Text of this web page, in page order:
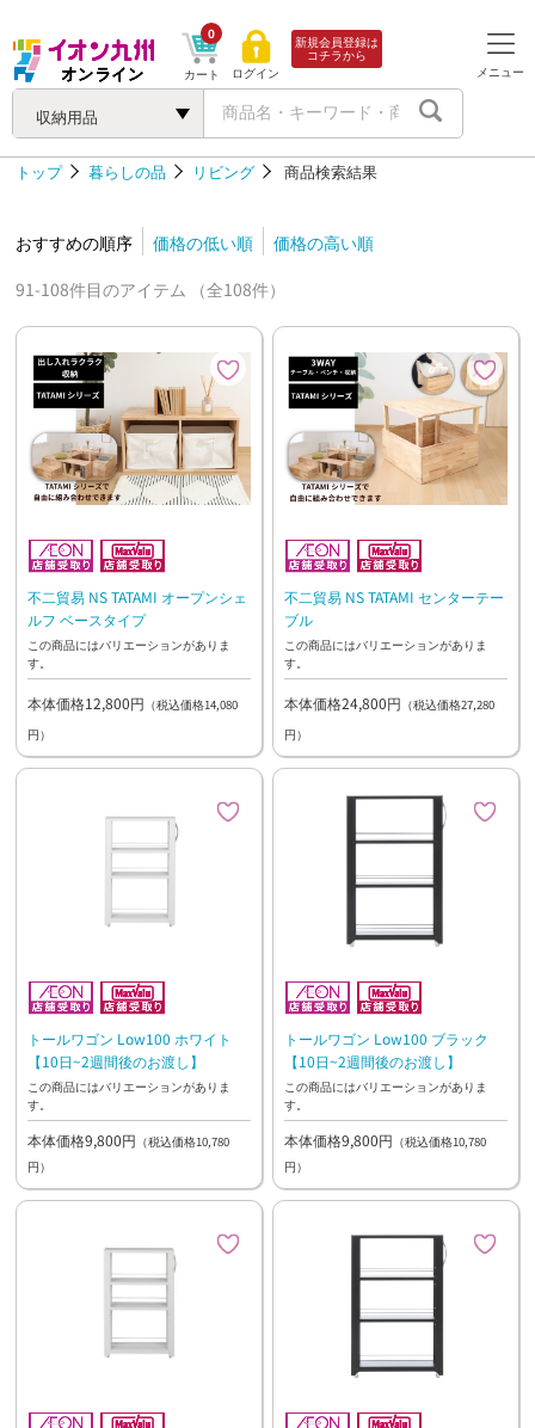
収納用品
カート
0
ログイン
新規会員登録は
コチラから
メニュー
トップ 暮らしの品 リビング 商品検索結果
おすすめの順序 価格の低い順
価格の高い順
91-108件目のアイテム （全108件）
不二貿易 NS TATAMI オープンシェ
ルフ ベースタイプ
この商品にはバリエーションがありま
す。
本体価格12,800円 （税込価格14,080
円）
不二貿易 NS TATAMI センターテー
ブル
この商品にはバリエーションがありま
す。
本体価格24,800円 （税込価格27,280
円）
トールワゴン Low100 ホワイト
【10日~2週間後のお渡し】
この商品にはバリエーションがありま
す。
本体価格9,800円 （税込価格10,780
円）
トールワゴン Low100 ブラック
【10日~2週間後のお渡し】
この商品にはバリエーションがありま
す。
本体価格9,800円 （税込価格10,780
円）